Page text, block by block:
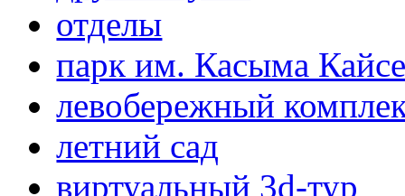
отделы
парк им. Касыма
левобережный
летний сад
виртуальный 3d-тур